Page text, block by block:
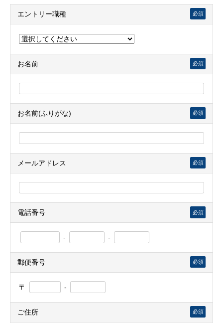
エントリー職種 必須
お名前 必須
お名前(ふりがな) 必須
メールアドレス 必須
電話番号 必須
- -
郵便番号 必須
〒 -
ご住所 必須